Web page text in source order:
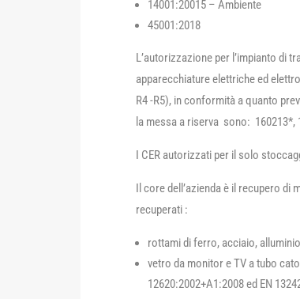
14001:20015 – Ambiente
45001:2018
L’autorizzazione per l’impianto di
apparecchiature elettriche ed
R4 -R5), in conformità a quanto
la messa a riserva sono: 160213*,
I CER autorizzati per il solo
Il core dell’azienda è il recupero
recuperati :
rottami di ferro, acciaio,
vetro da monitor e TV a tubo
12620:2002+A1:2008 ed EN